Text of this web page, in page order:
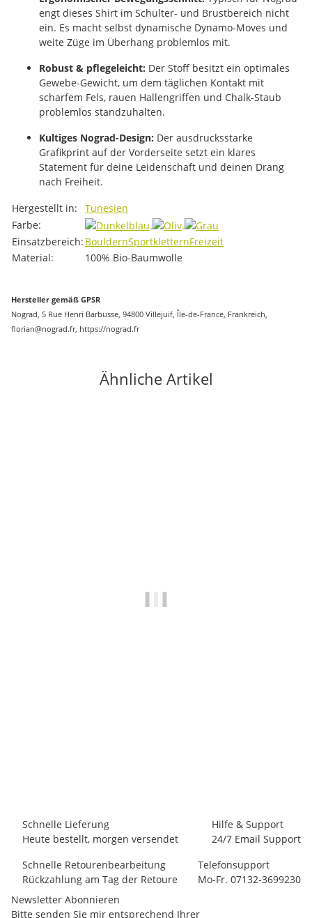
engt dieses Shirt im Schulter- und Brustbereich nicht
ein. Es macht selbst dynamische Dynamo-Moves und
weite Züge im Überhang problemlos mit.
Robust & pflegeleicht: Der Stoff besitzt ein optimales
Gewebe-Gewicht, um dem täglichen Kontakt mit
scharfem Fels, rauen Hallengriffen und Chalk-Staub
problemlos standzuhalten.
Kultiges Nograd-Design: Der ausdrucksstarke
Grafikprint auf der Vorderseite setzt ein klares
Statement für deine Leidenschaft und deinen Drang
nach Freiheit.
Produkteigenschaft
Wert
Hergestellt in:
Tunesien
Farbe:
Einsatzbereich: BouldernSportkletternFreizeit
Material:
100% Bio-Baumwolle
Hersteller gemäß GPSR
Nograd, 5 Rue Henri Barbusse, 94800 Villejuif, Île-de-France, Frankreich,
florian@nograd.fr, https://nograd.fr
Ähnliche Artikel
Schnelle Lieferung
Heute bestellt, morgen versendet
Hilfe & Support
24/7 Email Support
Schnelle Retourenbearbeitung
Rückzahlung am Tag der Retoure
Telefonsupport
Mo-Fr. 07132-3699230
Newsletter Abonnieren
Bitte senden Sie mir entsprechend Ihrer